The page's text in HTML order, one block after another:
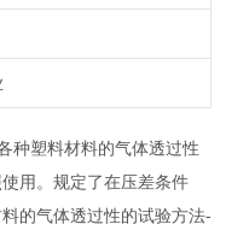
种塑料材料的气体透过性
用。规定了在压差条件
的气体透过性的试验方法-